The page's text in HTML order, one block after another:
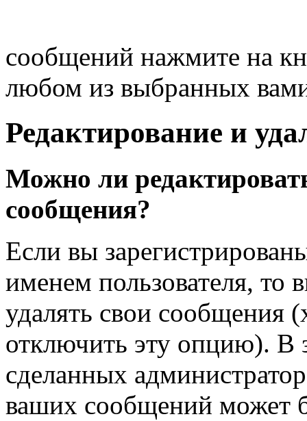
сообщений нажмите на
любом из выбранных
Редактирование и
Можно ли
сообщения?
Если вы
именем пользователя, то
удалять свои сообщения
отключить эту опцию). В
сделанных
ваших сообщений может